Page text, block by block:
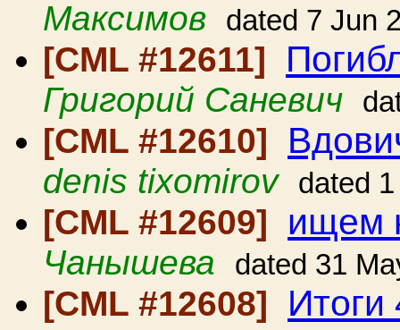
Максимов dated 7 Jun
[CML #12611]
Григорий Саневич
[CML #12610]
denis tixomirov dated
[CML #12609] ищем
Чанышева dated 31
[CML #12608]